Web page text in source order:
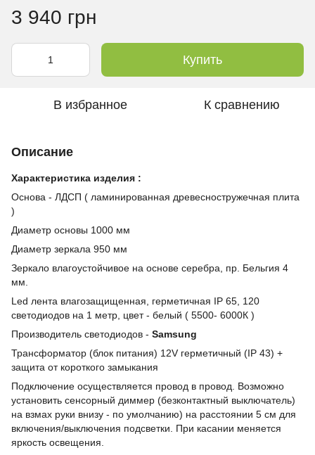
3 940 грн
Купить
В избранное К сравнению
Описание
Характеристика изделия :
Основа - ЛДСП ( ламинированная древесностружечная плита
)
Диаметр основы 1000 мм
Диаметр зеркала 950 мм
Зеркало влагоустойчивое на основе серебра, пр. Бельгия 4
мм.
Led лента влагозащищенная, герметичная IP 65, 120
светодиодов на 1 метр, цвет - белый ( 5500- 6000К )
Производитель светодиодов - Samsung
Трансформатор (блок питания) 12V герметичный (IP 43) +
защита от короткого замыкания
Подключение осуществляется провод в провод. Возможно
установить сенсорный диммер (безконтактный выключатель)
на взмах руки внизу - по умолчанию) на расстоянии 5 см для
включения/выключения подсветки. При касании меняется
яркость освещения.